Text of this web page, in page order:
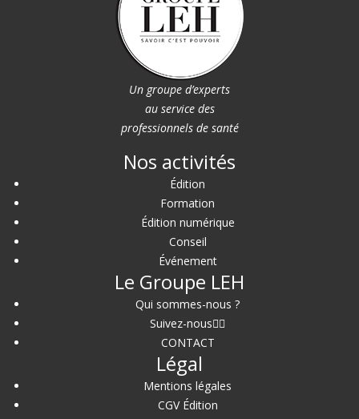
Un groupe d’experts
au service des
professionnels de santé
Nos activités
Édition
Formation
Édition numérique
Conseil
Événement
Le Groupe LEH
Qui sommes-nous ?
Suivez-nous
CONTACT
Légal
Mentions légales
CGV Édition